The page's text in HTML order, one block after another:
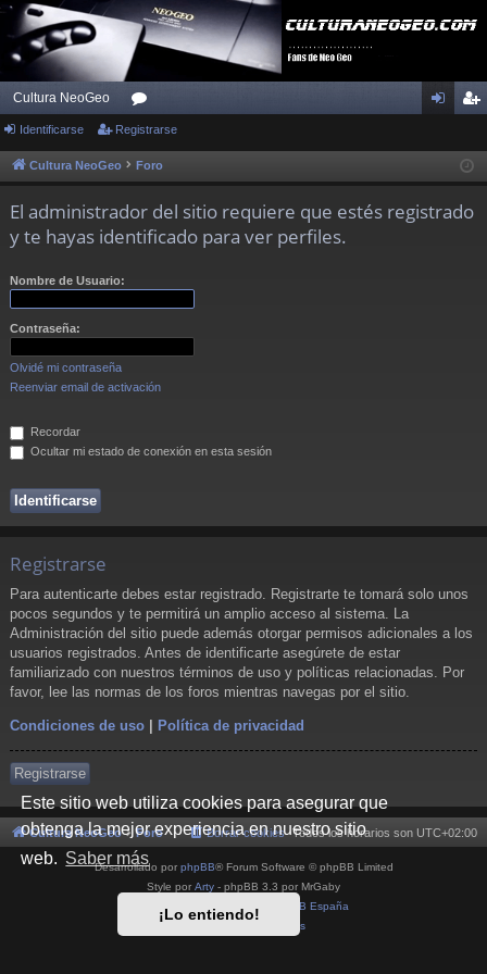
Este sitio web utiliza cookies para asegurar que
obtenga la mejor experiencia en nuestro sitio
web. Saber más
¡Lo entiendo!
Cultura NeoGeo
or
os ist
Identificarse Registrarse
Cultura NeoGeo Foro
El administrador del sitio requiere que estés registrado
y te hayas identificado para ver perfiles.
Nombre de Usuario:
Contraseña:
Olvidé mi contraseña
Reenviar email de activación
Recordar
Ocultar mi estado de conexión en esta sesión
Registrarse
Para autenticarte debes estar registrado. Registrarte te tomará solo unos
pocos segundos y te permitirá un amplio acceso al sistema. La
Administración del sitio puede además otorgar permisos adicionales a los
usuarios registrados. Antes de identificarte asegúrete de estar
familiarizado con nuestros términos de uso y políticas relacionadas. Por
favor, lee las normas de los foros mientras navegas por el sitio.
Condiciones de uso Política de privacidad
Registrarse
Cultura NeoGeo Foro Todos los horarios son UTC+02:00
Borrar cookies
Desarrollado por phpBB® Forum Software © phpBB Limited
Style por Arty - phpBB 3.3 por MrGaby
phpBB España
Condiciones